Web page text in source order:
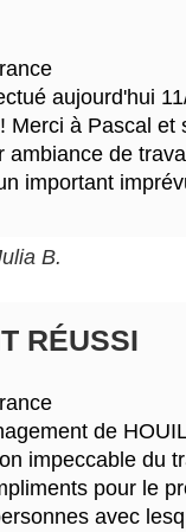
aujourd'hui
Merci à Pascal et
de
important
B.
RÉUSSI
de
impeccable du
pour le
avec